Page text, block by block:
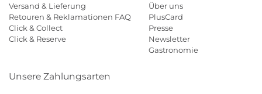
Versand & Lieferung
Retouren & Reklamationen FAQ
Click & Collect
Click & Reserve
Über uns
PlusCard
Presse
Newsletter
Gastronomie
Unsere Zahlungsarten